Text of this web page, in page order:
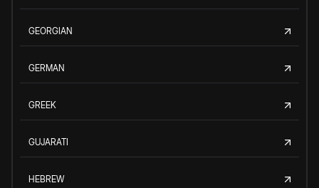
GEORGIAN
GERMAN
GREEK
GUJARATI
HEBREW